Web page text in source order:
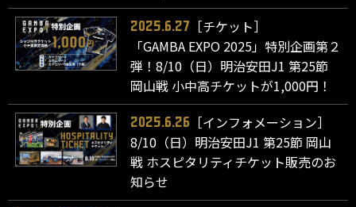
2025.6.27
［チケット］
「GAMBA EXPO 2025」特別企画第２
弾！8/10（日）明治安田J1 第25節
岡山戦 小中高チケットが1,000円！
2025.6.26
［インフォメーション］
8/10（日）明治安田J1 第25節 岡山
戦 ホスピタリティチケット販売のお
知らせ